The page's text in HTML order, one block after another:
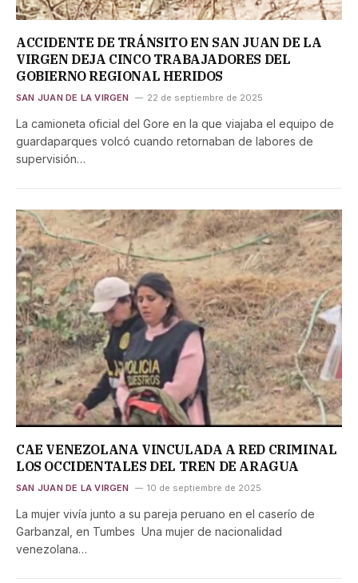
ACCIDENTE DE TRÁNSITO EN SAN JUAN DE LA
VIRGEN DEJA CINCO TRABAJADORES DEL
GOBIERNO REGIONAL HERIDOS
SAN JUAN DE LA VIRGEN 22 de septiembre de 2025
La camioneta oficial del Gore en la que viajaba el equipo de
guardaparques volcó cuando retornaban de labores de
supervisión…
CAE VENEZOLANA VINCULADA A RED CRIMINAL
LOS OCCIDENTALES DEL TREN DE ARAGUA
SAN JUAN DE LA VIRGEN 10 de septiembre de 2025
La mujer vivía junto a su pareja peruano en el caserío de
Garbanzal, en Tumbes Una mujer de nacionalidad
venezolana…